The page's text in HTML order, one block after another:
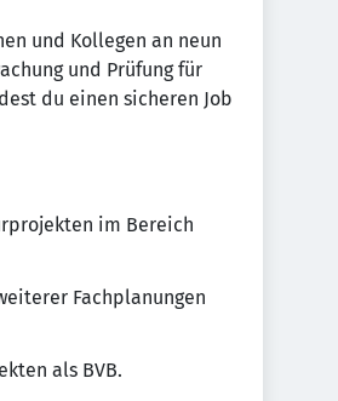
und Kollegen an neun
und Prüfung für
du einen sicheren Job
im Bereich
Fachplanungen
als BVB.